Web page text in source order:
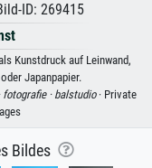
ID: 269415
Kunstdruck auf Leinwand,
Japanpapier.
fotografie · balstudio· Private
Bildes